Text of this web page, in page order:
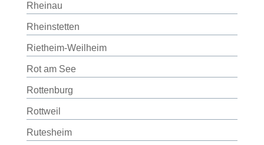
Rheinau
Rheinstetten
Rietheim-Weilheim
Rot am See
Rottenburg
Rottweil
Rutesheim